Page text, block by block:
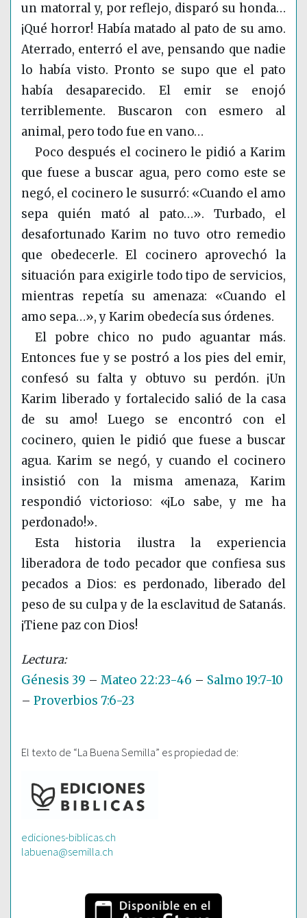
un matorral y, por reflejo, disparó su honda…
¡Qué horror! Había matado al pato de su amo.
Aterrado, enterró el ave, pensando que nadie
lo había visto. Pronto se supo que el pato
había desaparecido. El emir se enojó
terriblemente. Buscaron con esmero al
animal, pero todo fue en vano…
Poco después el cocinero le pidió a Karim
que fuese a buscar agua, pero como este se
negó, el cocinero le susurró: «Cuando el amo
sepa quién mató al pato…». Turbado, el
desafortunado Karim no tuvo otro remedio
que obedecerle. El cocinero aprovechó la
situación para exigirle todo tipo de servicios,
mientras repetía su amenaza: «Cuando el
amo sepa…», y Karim obedecía sus órdenes.
El pobre chico no pudo aguantar más.
Entonces fue y se postró a los pies del emir,
confesó su falta y obtuvo su perdón. ¡Un
Karim liberado y fortalecido salió de la casa
de su amo! Luego se encontró con el
cocinero, quien le pidió que fuese a buscar
agua. Karim se negó, y cuando el cocinero
insistió con la misma amenaza, Karim
respondió victorioso: «¡Lo sabe, y me ha
perdonado!».
Esta historia ilustra la experiencia
liberadora de todo pecador que confiesa sus
pecados a Dios: es perdonado, liberado del
peso de su culpa y de la esclavitud de Satanás.
¡Tiene paz con Dios!
Génesis 39 – Mateo 22:23-46 – Salmo 19:7-10
– Proverbios 7:6-23
El texto de “La Buena Semilla” es propiedad de:
ediciones-biblicas.ch
labuena@semilla.ch